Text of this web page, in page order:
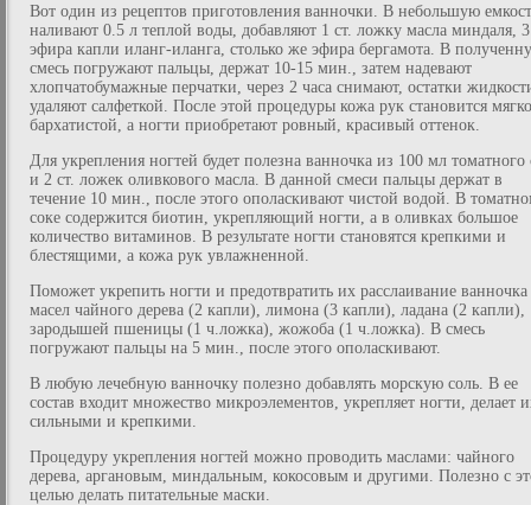
Вот один из рецептов приготовления ванночки. В небольшую
наливают 0.5 л теплой воды, добавляют 1 ст. ложку масла миндаля, 3
эфира капли иланг-иланга, столько же эфира бергамота. В
смесь погружают пальцы, держат 10-15 мин., затем надевают
хлопчатобумажные перчатки, через 2 часа снимают, остатки
удаляют салфеткой. После этой процедуры кожа рук становится
бархатистой, а ногти приобретают ровный, красивый оттенок.
Для укрепления ногтей будет полезна ванночка из 100 мл томатного
и 2 ст. ложек оливкового масла. В данной смеси пальцы держат в
течение 10 мин., после этого ополаскивают чистой водой. В
соке содержится биотин, укрепляющий ногти, а в оливках большое
количество витаминов. В результате ногти становятся крепкими и
блестящими, а кожа рук увлажненной.
Поможет укрепить ногти и предотвратить их расслаивание ванночка
масел чайного дерева (2 капли), лимона (3 капли), ладана (2 капли),
зародышей пшеницы (1 ч.ложка), жожоба (1 ч.ложка). В смесь
погружают пальцы на 5 мин., после этого ополаскивают.
В любую лечебную ванночку полезно добавлять морскую соль. В ее
состав входит множество микроэлементов, укрепляет ногти, делает
сильными и крепкими.
Процедуру укрепления ногтей можно проводить маслами: чайного
дерева, аргановым, миндальным, кокосовым и другими. Полезно с
целью делать питательные маски.